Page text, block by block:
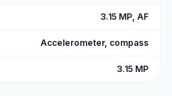
3.15 MP, AF
Accelerometer, compass
3.15 MP